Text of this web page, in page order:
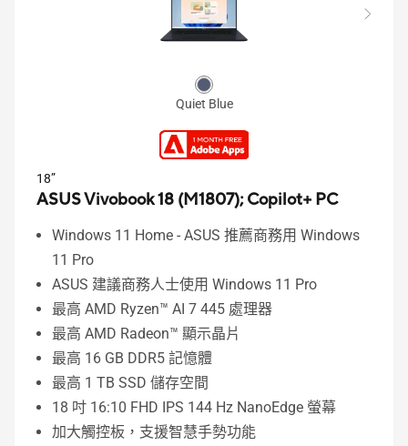
Quiet Blue
18”
ASUS Vivobook 18 (M1807);Copilot+ PC
Windows 11 Home - ASUS 推薦商務用 Windows
11 Pro
ASUS 建議商務人士使用 Windows 11 Pro
最高 AMD Ryzen™ AI 7 445 處理器
最高 AMD Radeon™ 顯示晶片
最高 16 GB DDR5 記憶體
最高 1 TB SSD 儲存空間
18 吋 16:10 FHD IPS 144 Hz NanoEdge 螢幕
加大觸控板，支援智慧手勢功能